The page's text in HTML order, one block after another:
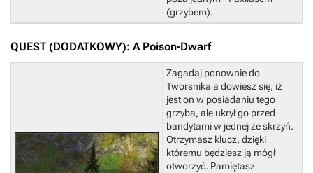
(grzybem).
QUEST (DODATKOWY): A Poison-Dwarf
Zagadaj ponownie do
Tworsnika a dowiesz się, iż
jest on w posiadaniu tego
grzyba, ale ukrył go przed
bandytami w jednej ze skrzyń.
Otrzymasz klucz, dzięki
któremu będziesz ją mógł
otworzyć. Pamiętasz